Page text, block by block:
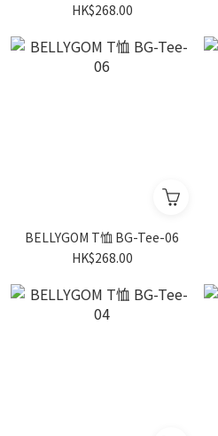
HK$268.00
BELLYGOM T恤 BG-Tee-06
HK$268.00